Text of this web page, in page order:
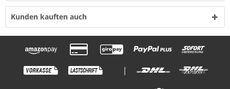
Kunden kauften auch
|